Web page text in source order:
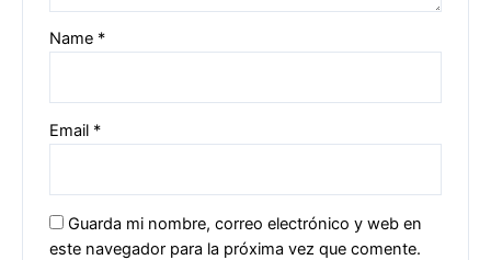
Name *
Email *
Guarda mi nombre, correo electrónico y web en
este navegador para la próxima vez que comente.